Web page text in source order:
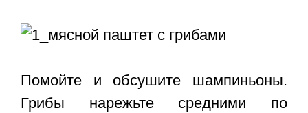
Помойте и обсушите шампиньоны.
Грибы нарежьте средними по